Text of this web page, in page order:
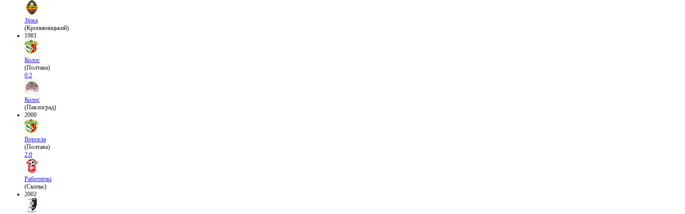
Зірка
(Кропивницький)
1981
Колос
(Полтава)
0:2
Колос
(Павлоград)
2000
Ворскла
(Полтава)
2:0
Работнічкі
(Скопьє)
2002